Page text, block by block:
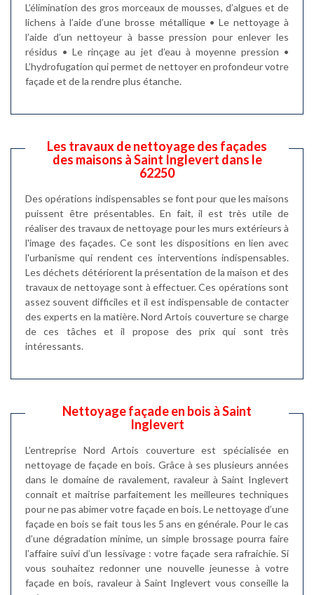
L’élimination des gros morceaux de mousses, d’algues et de
lichens à l’aide d’une brosse métallique • Le nettoyage à
l’aide d’un nettoyeur à basse pression pour enlever les
résidus • Le rinçage au jet d’eau à moyenne pression •
L’hydrofugation qui permet de nettoyer en profondeur votre
façade et de la rendre plus étanche.
Les travaux de nettoyage des façades
des maisons à Saint Inglevert dans le
62250
Des opérations indispensables se font pour que les maisons
puissent être présentables. En fait, il est très utile de
réaliser des travaux de nettoyage pour les murs extérieurs à
l'image des façades. Ce sont les dispositions en lien avec
l'urbanisme qui rendent ces interventions indispensables.
Les déchets détériorent la présentation de la maison et des
travaux de nettoyage sont à effectuer. Ces opérations sont
assez souvent difficiles et il est indispensable de contacter
des experts en la matière. Nord Artois couverture se charge
de ces tâches et il propose des prix qui sont très
intéressants.
Nettoyage façade en bois à Saint
Inglevert
L’entreprise Nord Artois couverture est spécialisée en
nettoyage de façade en bois. Grâce à ses plusieurs années
dans le domaine de ravalement, ravaleur à Saint Inglevert
connait et maitrise parfaitement les meilleures techniques
pour ne pas abimer votre façade en bois. Le nettoyage d’une
façade en bois se fait tous les 5 ans en générale. Pour le cas
d’une dégradation minime, un simple brossage pourra faire
l’affaire suivi d’un lessivage : votre façade sera rafraichie. Si
vous souhaitez redonner une nouvelle jeunesse à votre
façade en bois, ravaleur à Saint Inglevert vous conseille la